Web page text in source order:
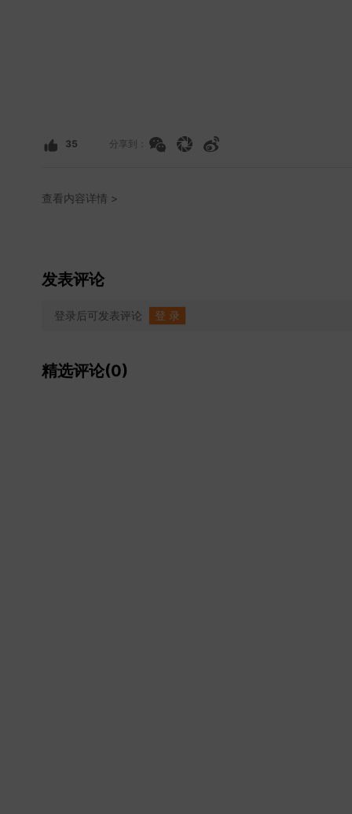
35 分享到：
查看内容详情 >
发表评论
登录后可发表评论 登 录
精选评论(0)